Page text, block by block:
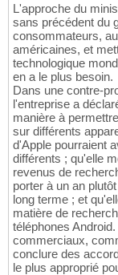
L'approche du
sans précédent du
consommateurs,
américaines, et
technologique
en a le plus besoin.
Dans une contre-
l'entreprise a
manière à
sur différents
d'Apple pourraient
différents ; qu'elle
revenus de
porter à un an
long terme ; et
matière de
téléphones
commerciaux,
conclure des
le plus approprié